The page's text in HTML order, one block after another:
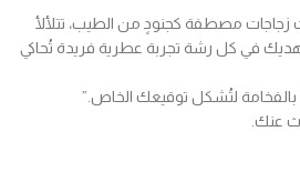
مصطفة كجنودٍ من الطيب، تتلألأ
في كل رشة تجربة عطرية فريدة تُحاكي
بالفخامة لتُشكل توقيعك الخاص.”
عنك.